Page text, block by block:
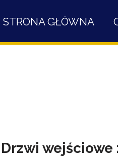
STRONA GŁÓWNA
Drzwi wejściowe